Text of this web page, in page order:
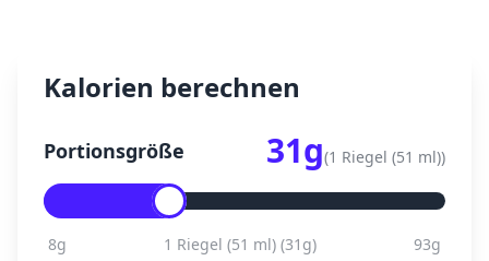
Kalorien berechnen
Portionsgröße 31g(1 Riegel (51 ml))
8g 1 Riegel (51 ml) (31 g) 93g